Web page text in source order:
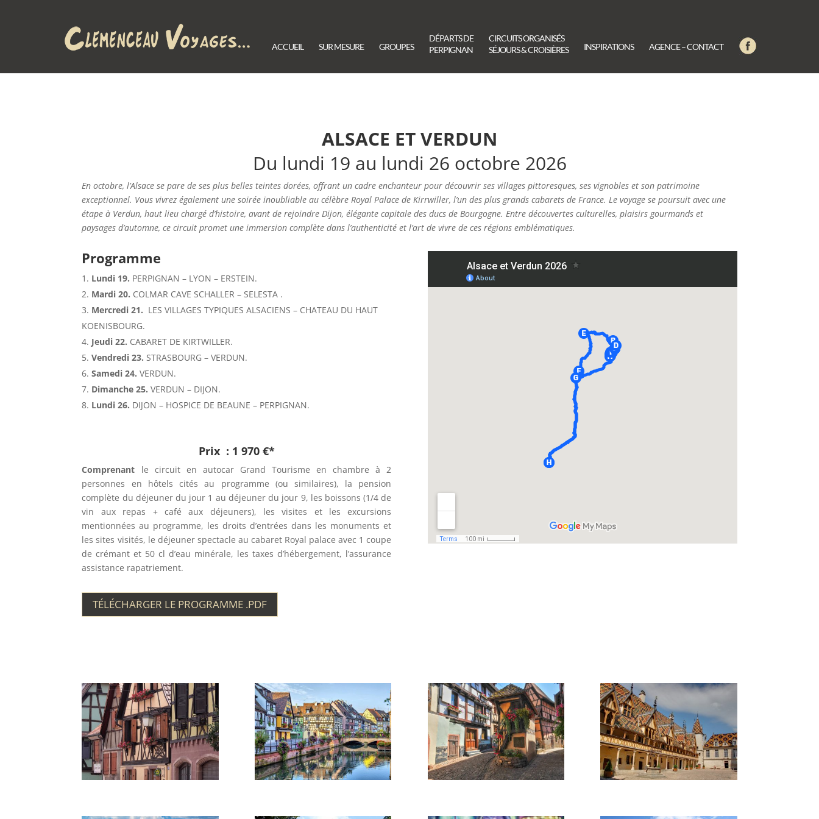
ACCUEIL SUR MESURE GROUPES
DÉPARTS DE
PERPIGNAN
CIRCUITS ORGANISÉS
SÉJOURS & CROISIÈRES
INSPIRATIONS AGENCE – CONTACT
ALSACE ET VERDUN
Du lundi 19 au lundi 26 octobre 2026
En octobre, l’Alsace se pare de ses plus belles teintes dorées, offrant un cadre enchanteur pour découvrir ses villages pittoresques, ses vignobles et son patrimoine
exceptionnel. Vous vivrez également une soirée inoubliable au célèbre Royal Palace de Kirrwiller, l’un des plus grands cabarets de France. Le voyage se poursuit avec une
étape à Verdun, haut lieu chargé d’histoire, avant de rejoindre Dijon, élégante capitale des ducs de Bourgogne.Entre découvertes culturelles, plaisirs gourmands et
paysages d’automne, ce circuit promet une immersion complète dans l’authenticité et l’art de vivre de ces régions emblématiques.
Programme
Lundi 19. PERPIGNAN – LYON – ERSTEIN.
Mardi 20. COLMAR CAVE SCHALLER – SELESTA .
Mercredi 21. LES VILLAGES TYPIQUES ALSACIENS – CHATEAU DU HAUT
KOENISBOURG.
Jeudi 22. CABARET DE KIRTWILLER.
Vendredi 23.STRASBOURG – VERDUN.
Samedi 24.VERDUN.
Dimanche 25.VERDUN – DIJON.
Lundi 26. DIJON – HOSPICE DE BEAUNE – PERPIGNAN.
Prix : 1 970 €*
Comprenant le circuit en autocar Grand Tourisme en chambre à 2
personnes en hôtels cités au programme (ou similaires), la pension
complète du déjeuner du jour 1 au déjeuner du jour 9, les boissons (1/4 de
vin aux repas + café aux déjeuners), les visites et les excursions
mentionnées au programme, les droits d’entrées dans les monuments et
les sites visités, le déjeuner spectacle au cabaret Royal palace avec 1 coupe
de crémant et 50 cl d’eau minérale, les taxes d’hébergement, l’assurance
assistance rapatriement.
TÉLÉCHARGER LE PROGRAMME .PDF